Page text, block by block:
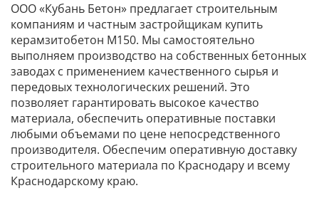
ООО «Кубань Бетон» предлагает строительным
компаниям и частным застройщикам купить
керамзитобетон М150. Мы самостоятельно
выполняем производство на собственных бетонных
заводах с применением качественного сырья и
передовых технологических решений. Это
позволяет гарантировать высокое качество
материала, обеспечить оперативные поставки
любыми объемами по цене непосредственного
производителя. Обеспечим оперативную доставку
строительного материала по Краснодару и всему
Краснодарскому краю.